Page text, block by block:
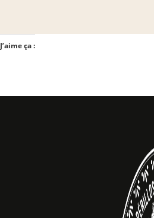
J’aime ça :